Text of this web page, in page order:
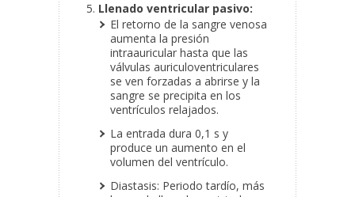
Llenado ventricular pasivo:
El retorno de la sangre venosa
aumenta la presión
intraauricular hasta que las
válvulas auriculoventriculares
se ven forzadas a abrirse y la
sangre se precipita en los
ventrículos relajados.
La entrada dura 0,1 s y
produce un aumento en el
volumen del ventrículo.
Diastasis: Periodo tardío, más